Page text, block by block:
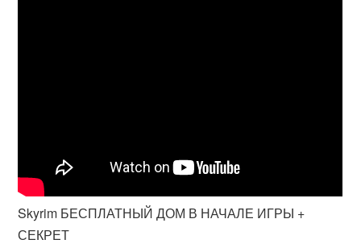
Skyrim БЕСПЛАТНЫЙ ДОМ В НАЧАЛЕ ИГРЫ +
СЕКРЕТ